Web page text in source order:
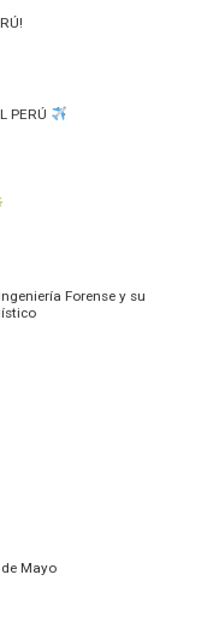
PERÚ
Forense y su
Mayo